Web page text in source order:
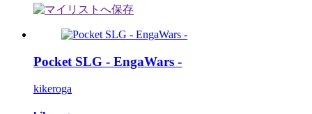
Pocket SLG - EngaWars -
kikeroga